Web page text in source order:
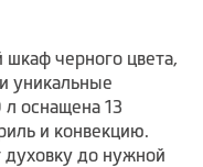
черного цвета,
уникальные
оснащена 13
и конвекцию.
до нужной